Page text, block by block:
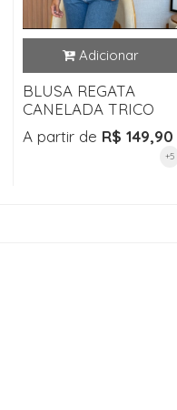
BLUSA REGATA
CANELADA TRICO
A partir de R$ 149,90
+5